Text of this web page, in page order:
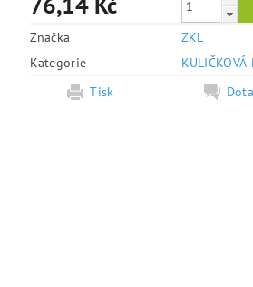
Značka
ZKL
Kategorie
KULIČKOVÁ
Tisk